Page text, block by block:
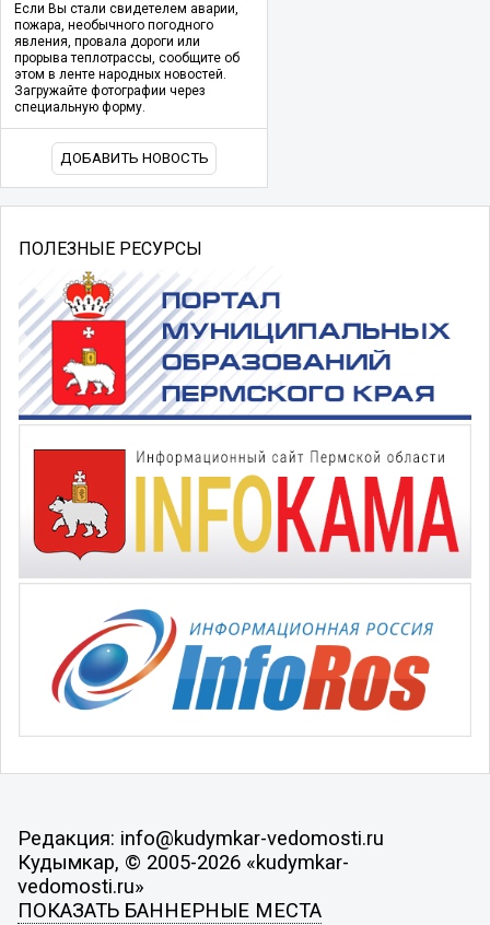
Если Вы стали свидетелем аварии,
пожара, необычного погодного
явления, провала дороги или
прорыва теплотрассы, сообщите об
этом в ленте народных новостей.
Загружайте фотографии через
специальную форму.
ДОБАВИТЬ НОВОСТЬ
ПОЛЕЗНЫЕ РЕСУРСЫ
Редакция: info@kudymkar-vedomosti.ru
Кудымкар, © 2005-2026 «kudymkar-
vedomosti.ru»
ПОКАЗАТЬ БАННЕРНЫЕ МЕСТА